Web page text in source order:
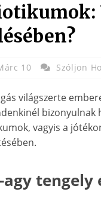
10 Szóljon
világszerte
bizonyulnak
vagyis a
agy tengely